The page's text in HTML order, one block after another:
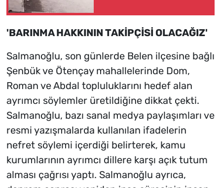
'BARINMA HAKKININ TAKİPÇİSİ OLACAĞIZ'
Salmanoğlu, son günlerde Belen ilçesine bağlı
Şenbük ve Ötençay mahallelerinde Dom,
Roman ve Abdal topluluklarını hedef alan
ayrımcı söylemler üretildiğine dikkat çekti.
Salmanoğlu, bazı sanal medya paylaşımları ve
resmi yazışmalarda kullanılan ifadelerin
nefret söylemi içerdiği belirterek, kamu
kurumlarının ayrımcı dillere karşı açık tutum
alması çağrısı yaptı. Salmanoğlu ayrıca,